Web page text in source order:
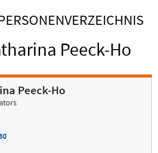
Peeck-Ho
Peeck-Ho